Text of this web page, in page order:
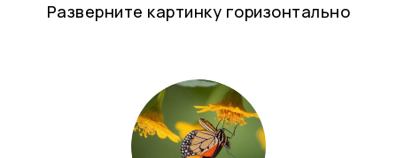
Разверните картинку горизонтально